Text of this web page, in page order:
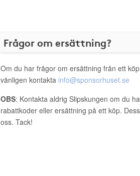
Frågor om ersättning?
Om du har frågor om ersättning från ett
vänligen kontakta info@sponsorhuset.se
OBS: Kontakta aldrig Slipskungen om du
rabattkoder eller ersättning på ett köp.
oss. Tack!